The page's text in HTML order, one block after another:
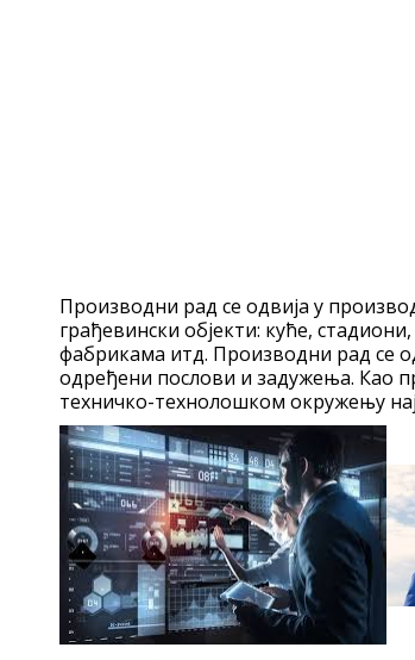
Производни рад се одвија у
грађевински објекти: куће,
фабрикама итд. Производни рад се
одређени послови и задужења. Као
техничко-технолошком окружењу